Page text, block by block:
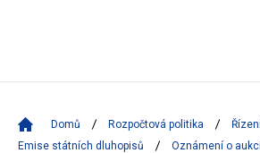
Domů Rozpočtová politika
Emise státních dluhopisů
Oznámení o